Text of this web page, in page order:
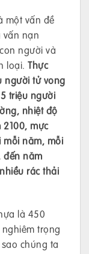
một vấn đề
vấn nạn
người và
loại. Thực
người tử vong
triệu người
nhiệt độ
mực
năm, mỗi
đến năm
rác thải
là 450
trọng
chúng ta